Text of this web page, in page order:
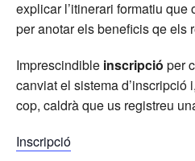
explicar l’itinerari formatiu que
per anotar els beneficis qe els
Imprescindible inscripció per
canviat el sistema d’inscripció
cop, caldrà que us registreu
Inscripció